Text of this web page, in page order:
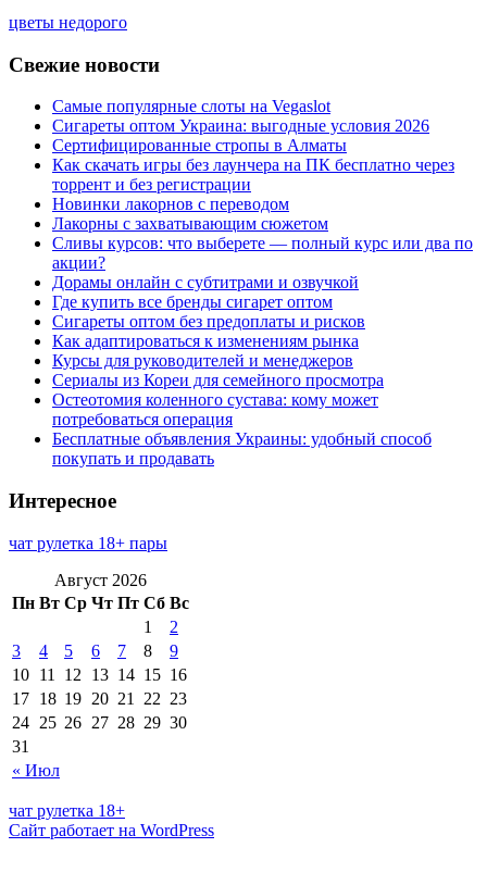
цветы недорого
Свежие новости
Самые популярные слоты на Vegaslot
Сигареты оптом Украина: выгодные условия 2026
Сертифицированные стропы в Алматы
Как скачать игры без лаунчера на ПК бесплатно через
торрент и без регистрации
Новинки лакорнов с переводом
Лакорны с захватывающим сюжетом
Сливы курсов: что выберете — полный курс или два по
акции?
Дорамы онлайн с субтитрами и озвучкой
Где купить все бренды сигарет оптом
Сигареты оптом без предоплаты и рисков
Как адаптироваться к изменениям рынка
Курсы для руководителей и менеджеров
Сериалы из Кореи для семейного просмотра
Остеотомия коленного сустава: кому может
потребоваться операция
Бесплатные объявления Украины: удобный способ
покупать и продавать
Интересное
чат рулетка 18+ пары
Август 2026
Пн Вт Ср Чт Пт Сб Вс
« Июл
1
2
3
4 5 6 7 8
9
10 11 12 13 14 15 16
17 18 19 20 21 22 23
24 25 26 27 28 29 30
31
чат рулетка 18+
Сайт работает на WordPress